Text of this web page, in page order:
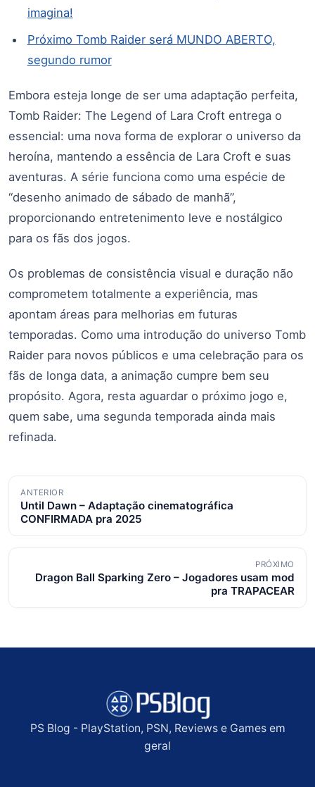
imagina!
Próximo Tomb Raider será MUNDO ABERTO,
segundo rumor
Embora esteja longe de ser uma adaptação perfeita,
Tomb Raider: The Legend of Lara Croft entrega o
essencial: uma nova forma de explorar o universo da
heroína, mantendo a essência de Lara Croft e suas
aventuras. A série funciona como uma espécie de
“desenho animado de sábado de manhã”,
proporcionando entretenimento leve e nostálgico
para os fãs dos jogos.
Os problemas de consistência visual e duração não
comprometem totalmente a experiência, mas
apontam áreas para melhorias em futuras
temporadas. Como uma introdução do universo Tomb
Raider para novos públicos e uma celebração para os
fãs de longa data, a animação cumpre bem seu
propósito. Agora, resta aguardar o próximo jogo e,
quem sabe, uma segunda temporada ainda mais
refinada.
Navegação
de
posts
ANTERIOR
Until Dawn – Adaptação cinematográfica
CONFIRMADA pra 2025
PRÓXIMO
Dragon Ball Sparking Zero – Jogadores usam mod
pra TRAPACEAR
PS Blog - PlayStation, PSN, Reviews e Games em
geral